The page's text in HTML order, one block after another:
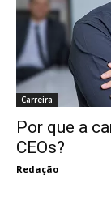
Carreira
Por que a
CEOs?
Redação